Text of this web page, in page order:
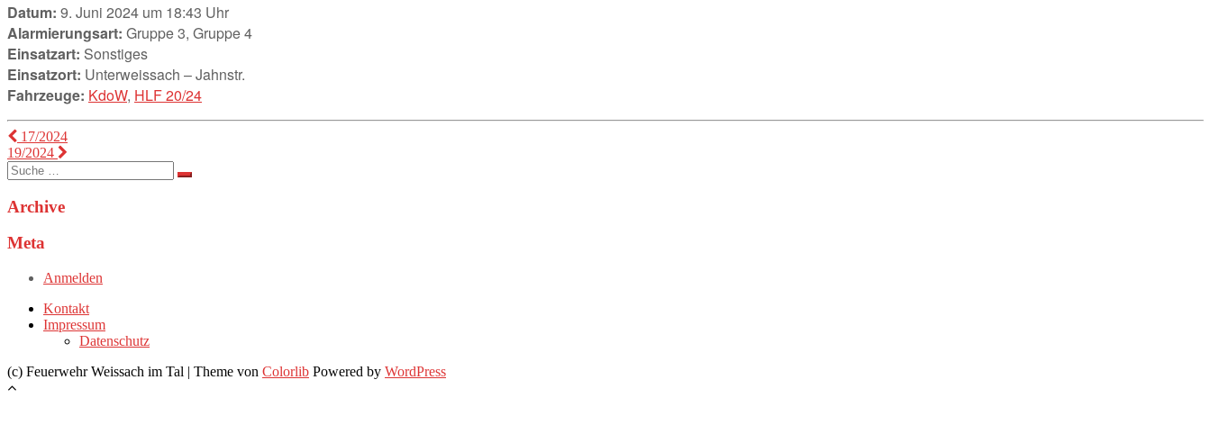
Datum: 9. Juni 2024 um 18:43 Uhr
Alarmierungsart: Gruppe 3, Gruppe 4
Einsatzart: Sonstiges
Einsatzort: Unterweissach – Jahnstr.
Fahrzeuge: KdoW, HLF 20/24
Beitragsnavigation
17/2024
19/2024
Suche
nach:
Archive
Meta
Anmelden
Kontakt
Impressum
Datenschutz
(c) Feuerwehr Weissach im Tal | Theme von Colorlib Powered by WordPress